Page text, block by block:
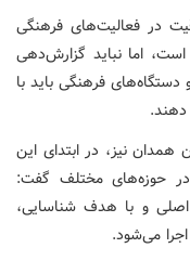
در فعالیت‌های فرهنگی
اما نباید گزارش‌دهی
فرهنگی باید با
دهند.
همدان نیز، در ابتدای این
در حوزه‌های مختلف گفت:
و با هدف شناسایی،
می‌شود.